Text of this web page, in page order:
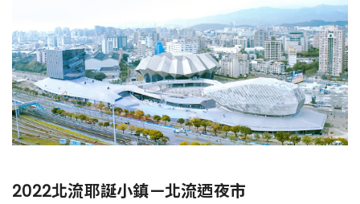
2022北流耶誕小鎮—北流迺夜市